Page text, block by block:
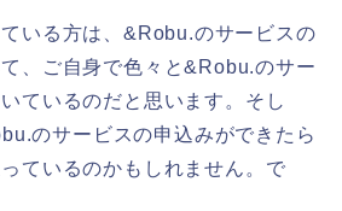
いる方は、&Robu.のサービスの
、ご自身で色々と&Robu.のサー
ているのだと思います。そし
のサービスの申込みができたら
ているのかもしれません。で